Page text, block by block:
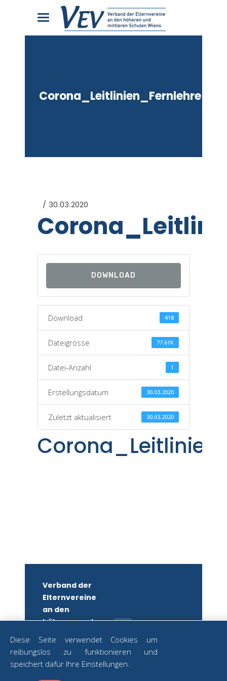
30.03.2020
DOWNLOAD
Download 418
Dateigrösse 77.61K
Datei-Anzahl 1
Erstellungsdatum 30.03.2020
Zuletzt aktualisiert 30.03.2020
Verband der
Elternvereine
an den
höheren und
Diese Seite verwendet Cookies um
reibungslos zu funktionieren und
speichert dafür Ihre Einstellungen.